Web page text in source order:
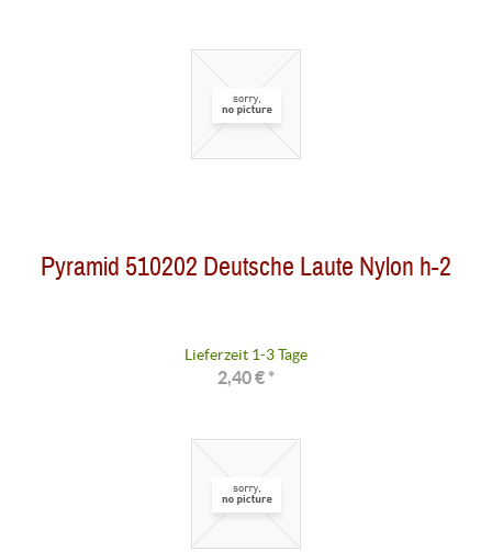
Pyramid 510202 Deutsche Laute Nylon h-2
Lieferzeit 1-3 Tage
2,40 € *